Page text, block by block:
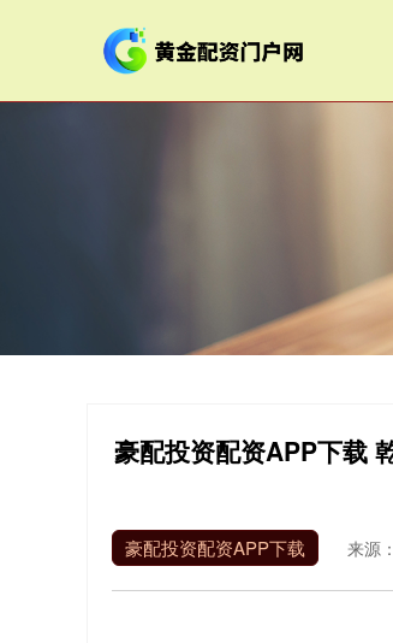
豪配投资配资APP下载
豪配投资配资APP下载 来源